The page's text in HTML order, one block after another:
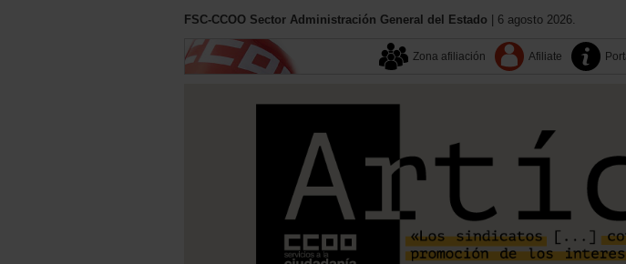
FSC-CCOO Sector Administración General del Estado | 6 agosto 2026.
Zona afiliación Afiliate